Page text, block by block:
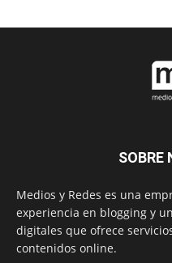
SOBRE
Medios y Redes es una
experiencia en blogging y
digitales que ofrece
contenidos online.